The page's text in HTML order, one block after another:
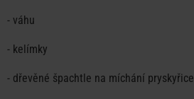
- váhu
- kelímky
- dřevěné špachtle na míchání pryskyřice